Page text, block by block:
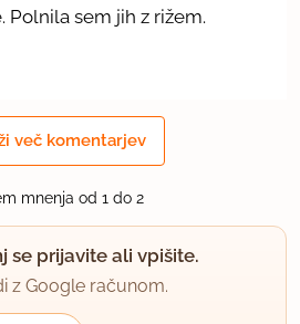
Polnila sem jih z rižem.
več komentarjev
mnenja od 1 do 2
se prijavite ali vpišite.
z Google računom.